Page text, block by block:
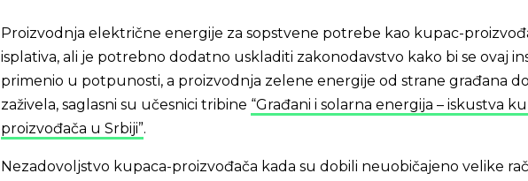
Proizvodnja električne energije za sopstvene potrebe kao kupac-
isplativa, ali je potrebno dodatno uskladiti zakonodavstvo kako bi se ovaj
primenio u potpunosti, a proizvodnja zelene energije od strane građana
zaživela, saglasni su učesnici tribine “Građani i solarna energija – iskustva
proizvođača u Srbiji”.
Nezadovoljstvo kupaca-proizvođača kada su dobili neuobičajeno velike